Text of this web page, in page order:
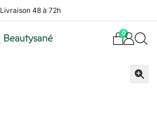
Livraison 48 à 72h
0